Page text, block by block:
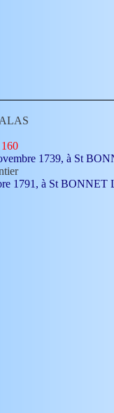
160
1739, à St
1791, à St